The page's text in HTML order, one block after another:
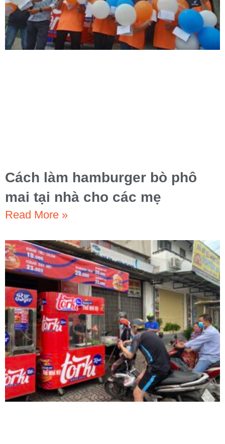
Cách làm hamburger bò phô
mai tại nhà cho các mẹ
Read More »